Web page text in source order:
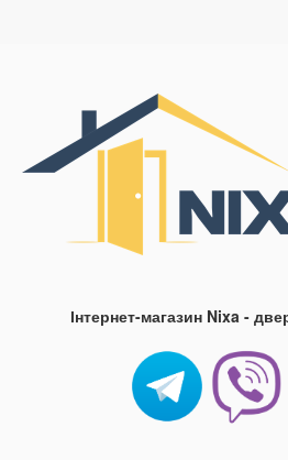
Блог
Інтернет-магазин Nixa -